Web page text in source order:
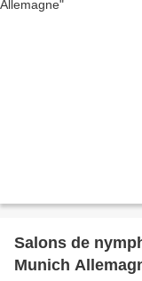
Salons de
Munich